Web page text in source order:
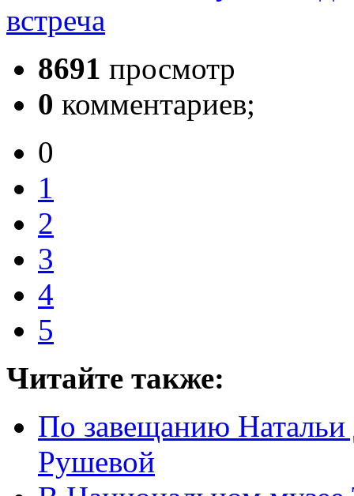
встреча
8691 просмотр
0 комментариев;
0
1
2
3
4
5
Читайте также:
По завещанию
Рушевой